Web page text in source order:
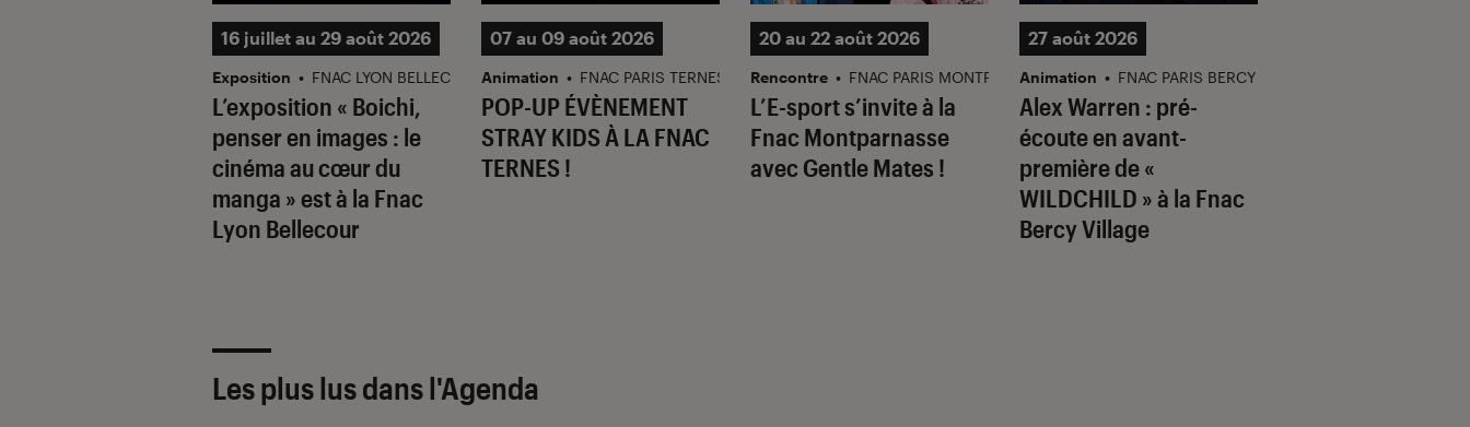
L’exposition « Boichi,
penser en images : le
cinéma au cœur du
manga » est à la Fnac
Lyon Bellecour
16 juillet au 29 août 2026
Exposition • FNAC LYON BELLECOUR
POP-UP ÉVÈNEMENT
STRAY KIDS À LA FNAC
TERNES !
07 au 09 août 2026
Animation • FNAC PARIS TERNES
L’E-sport s’invite à la
Fnac Montparnasse
avec Gentle Mates !
20 au 22 août 2026
Rencontre • FNAC PARIS MONTPARNASSE
Alex Warren : pré-
écoute en avant-
première de «
WILDCHILD » à la Fnac
Bercy Village
27 août 2026
Animation • FNAC PARIS BERCY
Les plus lus dans l'Agenda